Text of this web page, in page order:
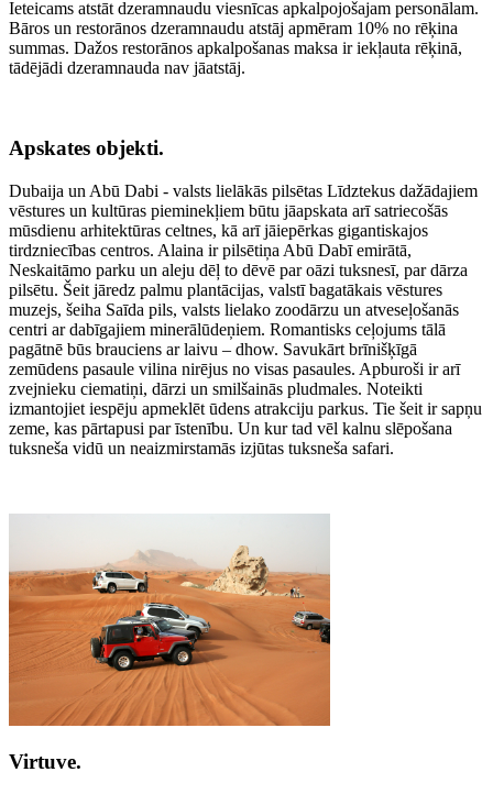
Ieteicams atstāt dzeramnaudu viesnīcas apkalpojošajam personālam.
Bāros un restorānos dzeramnaudu atstāj apmēram 10% no rēķina
summas. Dažos restorānos apkalpošanas maksa ir iekļauta rēķinā,
tādējādi dzeramnauda nav jāatstāj.
Apskates objekti.
Dubaija un Abū Dabi - valsts lielākās pilsētas Līdztekus dažādajiem
vēstures un kultūras pieminekļiem būtu jāapskata arī satriecošās
mūsdienu arhitektūras celtnes, kā arī jāiepērkas gigantiskajos
tirdzniecības centros. Alaina ir pilsētiņa Abū Dabī emirātā,
Neskaitāmo parku un aleju dēļ to dēvē par oāzi tuksnesī, par dārza
pilsētu. Šeit jāredz palmu plantācijas, valstī bagatākais vēstures
muzejs, šeiha Saīda pils, valsts lielako zoodārzu un atveseļošanās
centri ar dabīgajiem minerālūdeņiem. Romantisks ceļojums tālā
pagātnē būs brauciens ar laivu – dhow. Savukārt brīnišķīgā
zemūdens pasaule vilina nirējus no visas pasaules. Apburoši ir arī
zvejnieku ciematiņi, dārzi un smilšainās pludmales. Noteikti
izmantojiet iespēju apmeklēt ūdens atrakciju parkus. Tie šeit ir sapņu
zeme, kas pārtapusi par īstenību. Un kur tad vēl kalnu slēpošana
tuksneša vidū un neaizmirstamās izjūtas tuksneša safari.
Virtuve.